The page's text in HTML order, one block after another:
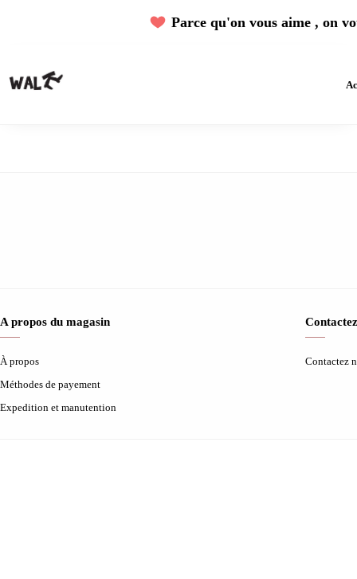
Parce qu'on vous aime , on
A propos du magasin
À propos
Méthodes de payement
Expedition et manutention
Contactez